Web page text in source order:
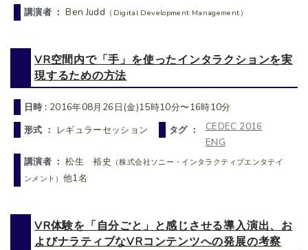
講演者 ：Ben Judd （Digital Development Management）
VR空間内で「手」を使ったインタラクションを実
現するための方法
日時 : 2016年08月26日(金)15時10分〜16時10分
形式 ： レギュラーセッション タグ ：
CEDEC 2016
ENG
講演者 ：松生 裕史 （株式会社ソニー・インタラクティブエンタテイ
ンメント） 他1名
VR体験を「自分ごと」と感じさせる導入演出、お
よびナラティブなVRコンテンツへの発展の考察